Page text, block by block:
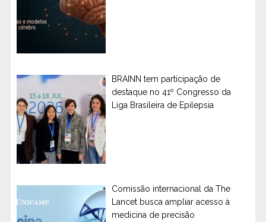
BRAINN tem participação de
destaque no 41º Congresso da
Liga Brasileira de Epilepsia
Comissão internacional da The
Lancet busca ampliar acesso à
medicina de precisão